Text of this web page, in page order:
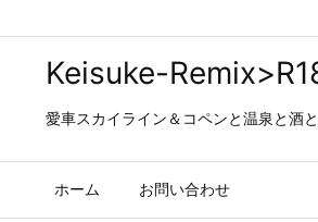
Keisuke-
愛車スカイライン＆コペンと温泉と酒
ホーム お問い合わせ